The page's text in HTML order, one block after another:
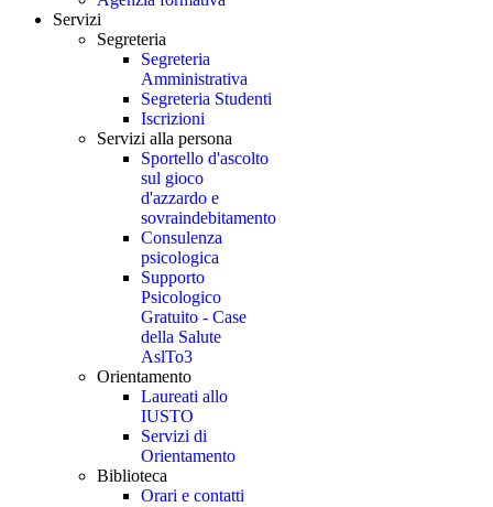
Servizi
Segreteria
Segreteria
Amministrativa
Segreteria Studenti
Iscrizioni
Servizi alla persona
Sportello d'ascolto
sul gioco
d'azzardo e
sovraindebitamento
Consulenza
psicologica
Supporto
Psicologico
Gratuito - Case
della Salute
AslTo3
Orientamento
Laureati allo
IUSTO
Servizi di
Orientamento
Biblioteca
Orari e contatti